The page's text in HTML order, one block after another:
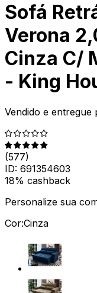
Sofá
Verona
Cinza C/
- King
Vendido e entregue
(577)
ID: 691354603
18% cashback
Personalize sua
Cor:Cinza